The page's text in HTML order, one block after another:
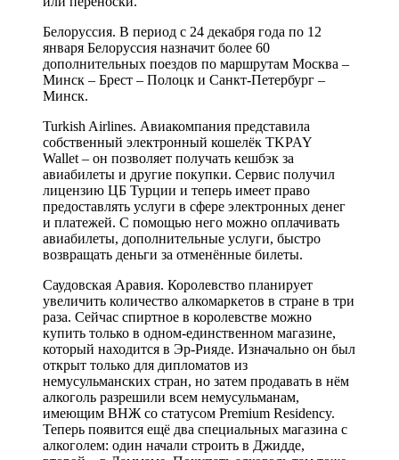
Белоруссия. В период с 24 декабря года по 12
января Белоруссия назначит более 60
дополнительных поездов по маршрутам Москва –
Минск – Брест – Полоцк и Санкт-Петербург –
Минск.
Turkish Airlines. Авиакомпания представила
собственный электронный кошелёк TKPAY
Wallet – он позволяет получать кешбэк за
авиабилеты и другие покупки. Сервис получил
лицензию ЦБ Турции и теперь имеет право
предоставлять услуги в сфере электронных денег
и платежей. С помощью него можно оплачивать
авиабилеты, дополнительные услуги, быстро
возвращать деньги за отменённые билеты.
Саудовская Аравия. Королевство планирует
увеличить количество алкомаркетов в стране в три
раза. Сейчас спиртное в королевстве можно
купить только в одном-единственном магазине,
который находится в Эр-Рияде. Изначально он был
открыт только для дипломатов из
немусульманских стран, но затем продавать в нём
алкоголь разрешили всем немусульманам,
имеющим ВНЖ со статусом Premium Residency.
Теперь появится ещё два специальных магазина с
алкоголем: один начали строить в Джидде,